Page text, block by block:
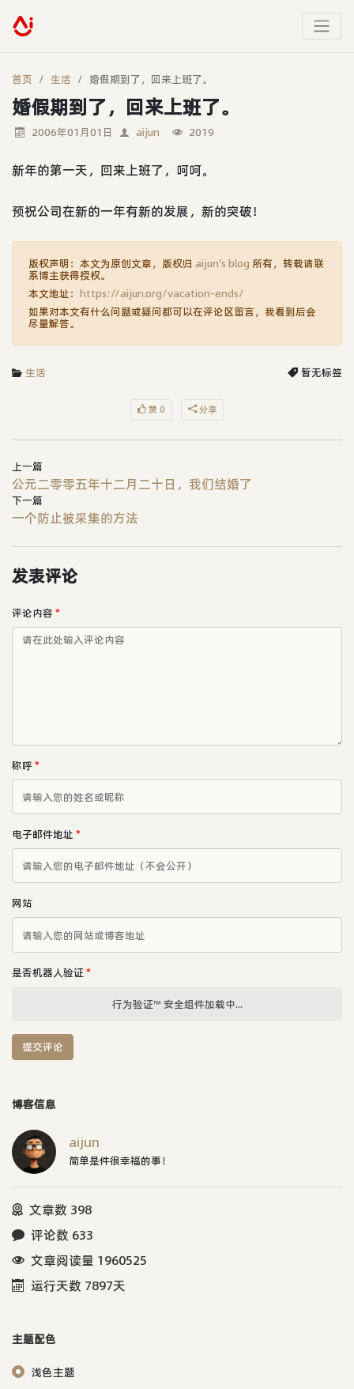
首页 生活 婚假期到了，回来上班了。
婚假期到了，回来上班了。
2006年01月01日 aijun 2019
新年的第一天，回来上班了，呵呵。
预祝公司在新的一年有新的发展，新的突破！
版权声明：本文为原创文章，版权归 aijun's blog 所有，转载请联
系博主获得授权。
本文地址： https://aijun.org/vacation-ends/
如果对本文有什么问题或疑问都可以在评论区留言，我看到后会
尽量解答。
生活 暂无标签
赞 0 分享
上一篇
公元二零零五年十二月二十日，我们结婚了
下一篇
一个防止被采集的方法
发表评论
评论内容 *
称呼*
电子邮件地址 *
网站
是否机器人验证 *
行为验证™ 安全组件加载中...
提交评论
博客信息
aijun
简单是件很幸福的事！
文章数 398
评论数 633
文章阅读量 1960525
运行天数 7897天
主题配色
浅色主题